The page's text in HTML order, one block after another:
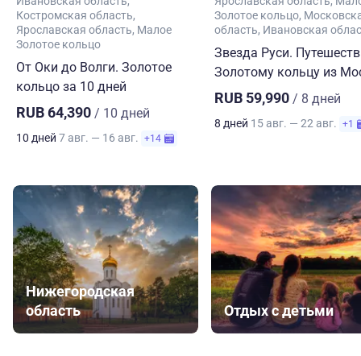
Костромская область
Ярославская область Малое
Золотое кольцо
От Оки до Волги. Золотое
кольцо за 10 дней
RUB 64,390 / 10 дней
10 дней 7 авг. — 16 авг. +14
Золотое кольцо
область Ивановская
Звезда Руси.
Золотому кольцу из
RUB 59,990 / 8 дней
8 дней 15 авг. — 22 авг. +1
Нижегородская
область
Отдых с детьми